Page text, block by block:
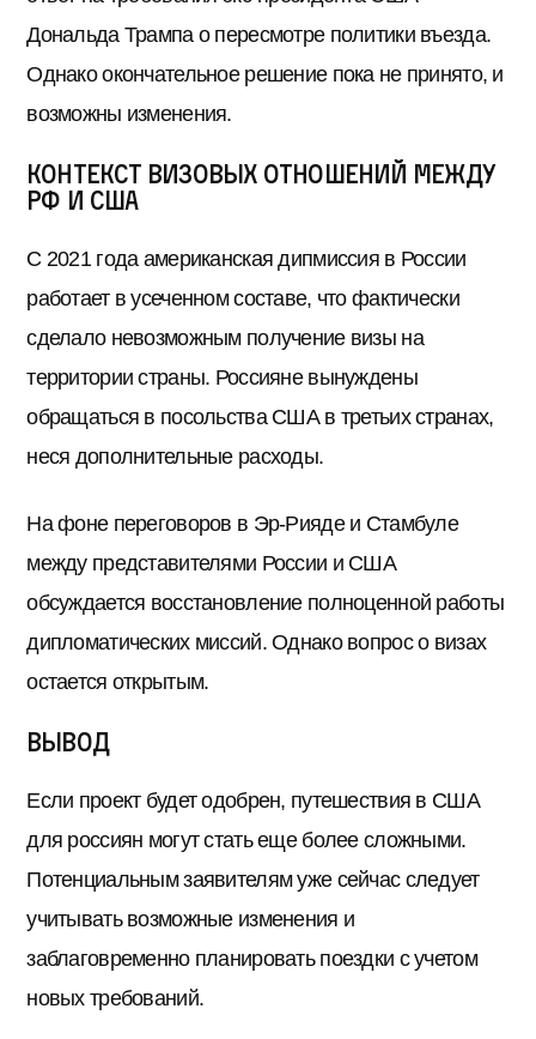
Дональда Трампа о пересмотре политики въезда.
Однако окончательное решение пока не принято, и
возможны изменения.
Контекст визовых отношений между
РФ и США
С 2021 года американская дипмиссия в России
работает в усеченном составе, что фактически
сделало невозможным получение визы на
территории страны. Россияне вынуждены
обращаться в посольства США в третьих странах,
неся дополнительные расходы.
На фоне переговоров в Эр-Рияде и Стамбуле
между представителями России и США
обсуждается восстановление полноценной работы
дипломатических миссий. Однако вопрос о визах
остается открытым.
Вывод
Если проект будет одобрен, путешествия в США
для россиян могут стать еще более сложными.
Потенциальным заявителям уже сейчас следует
учитывать возможные изменения и
заблаговременно планировать поездки с учетом
новых требований.